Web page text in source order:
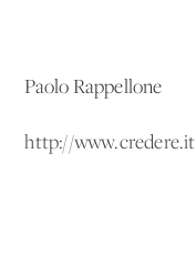
Paolo Rappellone
http://www.credere.it